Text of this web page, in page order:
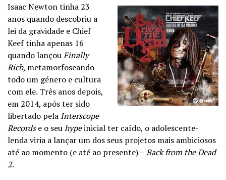
Isaac Newton tinha 23
anos quando descobriu a
lei da gravidade e Chief
Keef tinha apenas 16
quando lançouFinally
Rich, metamorfoseando
todo um género e cultura
com ele. Três anos depois,
em 2014, após ter sido
libertado pela Interscope
Recordse o seuhypeinicial ter caído, o adolescente-
lenda viria a lançar um dos seus projetos mais ambiciosos
até ao momento (e até ao presente) –Back from the Dead
2.